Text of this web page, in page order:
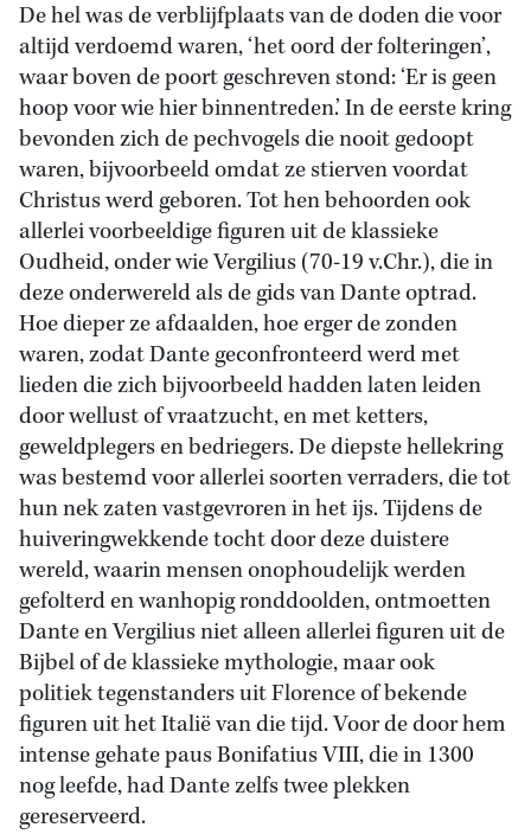
De hel was de verblijfplaats van de doden die voor
altijd verdoemd waren, ‘het oord der folteringen’,
waar boven de poort geschreven stond: ‘Er is geen
hoop voor wie hier binnentreden.’ In de eerste kring
bevonden zich de pechvogels die nooit gedoopt
waren, bijvoorbeeld omdat ze stierven voordat
Christus werd geboren. Tot hen behoorden ook
allerlei voorbeeldige figuren uit de klassieke
Oudheid, onder wie Vergilius (70-19 v.Chr.), die in
deze onderwereld als de gids van Dante optrad.
Hoe dieper ze afdaalden, hoe erger de zonden
waren, zodat Dante geconfronteerd werd met
lieden die zich bijvoorbeeld hadden laten leiden
door wellust of vraatzucht, en met ketters,
geweldplegers en bedriegers. De diepste hellekring
was bestemd voor allerlei soorten verraders, die tot
hun nek zaten vastgevroren in het ijs. Tijdens de
huiveringwekkende tocht door deze duistere
wereld, waarin mensen onophoudelijk werden
gefolterd en wanhopig ronddoolden, ontmoetten
Dante en Vergilius niet alleen allerlei figuren uit de
Bijbel of de klassieke mythologie, maar ook
politiek tegenstanders uit Florence of bekende
figuren uit het Italië van die tijd. Voor de door hem
intense gehate paus Bonifatius VIII, die in 1300
nog leefde, had Dante zelfs twee plekken
gereserveerd.